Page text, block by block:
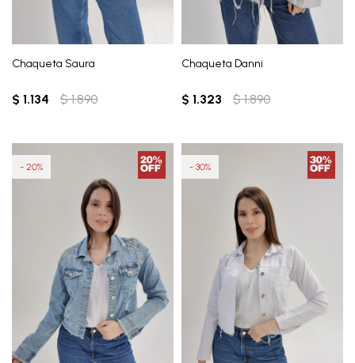
Chaqueta Saura
$ 1.134 $ 1.890
Chaqueta Danni
$ 1.323 $ 1.890
20 30